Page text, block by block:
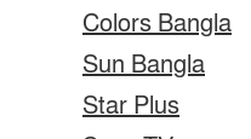
Colors Bangla
Sun Bangla
Star Plus